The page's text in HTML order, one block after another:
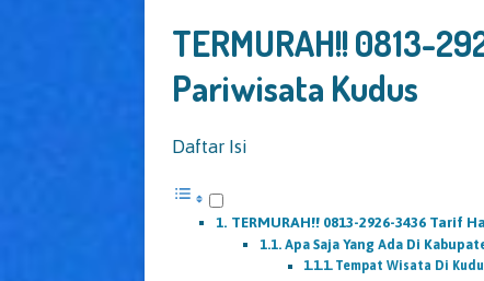
TERMURAH!! 0813-
Pariwisata Kudus
Daftar Isi
TERMURAH!! 0813-2926-3436 Tarif
Apa Saja Yang Ada Di
Tempat Wisata Di